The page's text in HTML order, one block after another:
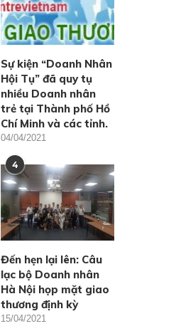
Sự kiện “Doanh Nhân
Hội Tụ” đã quy tụ
nhiều Doanh nhân
trẻ tại Thành phố Hồ
Chí Minh và các tỉnh.
04/04/2021
4
Đến hẹn lại lên: Câu
lạc bộ Doanh nhân
Hà Nội họp mặt giao
thương định kỳ
15/04/2021